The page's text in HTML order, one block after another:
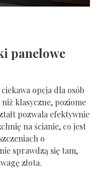
panelowe
opcja dla osób
klasyczne, poziome
pozwala efektywnie
na ścianie, co jest
o
sprawdzą się tam,
złota.